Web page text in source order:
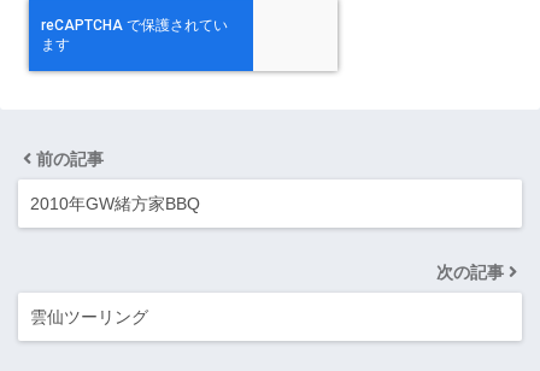
前の記事
2010年GW緒方家BBQ
次の記事
雲仙ツーリング